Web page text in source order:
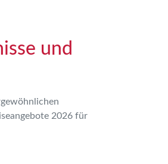
und
2026 für